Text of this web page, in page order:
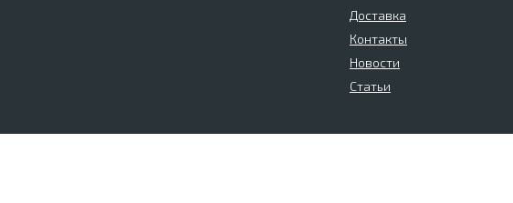
Доставка
Контакты
Новости
Статьи